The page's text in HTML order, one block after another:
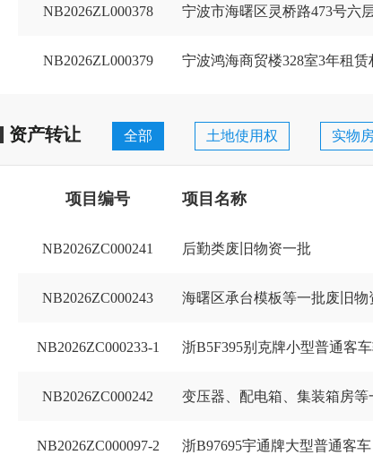
NB2026ZL000378
NB2026ZL000379 宁波鸿海商贸楼328室3年租赁
资产转让 全部 土地使用权 实物
项目编号 项目名称
NB2026ZC000241 后勤类废旧物资一批
NB2026ZC000243 海曙区承台模板等一批废旧物
NB2026ZC000233-1 浙B5F395别克牌小型普通客
NB2026ZC000242
NB2026ZC000097-2
宁波市阳光采购服务